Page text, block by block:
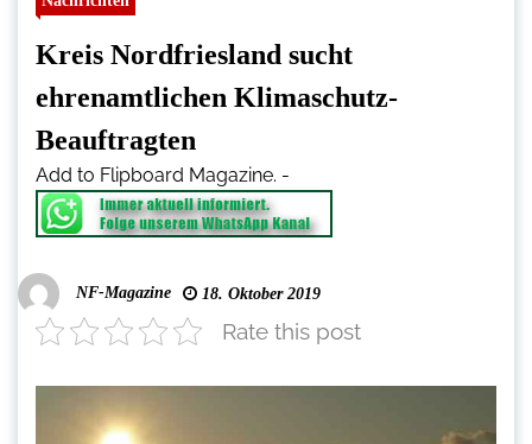
Kreis Nordfriesland sucht
ehrenamtlichen Klimaschutz-
Beauftragten
Add to Flipboard Magazine. -
NF-Magazine 18. Oktober 2019
Rate this post